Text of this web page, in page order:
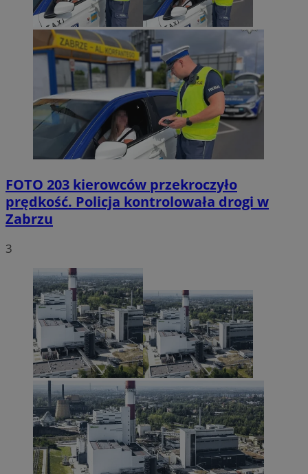
FOTO 203 kierowców przekroczyło
prędkość. Policja kontrolowała drogi w
Zabrzu
3